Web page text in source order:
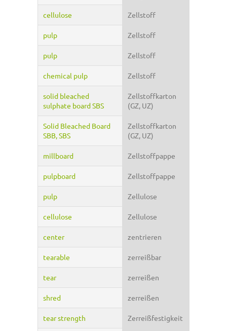
cellulose Zellstoff
pulp Zellstoff
pulp Zellstoff
chemical pulp Zellstoff
solid bleached
sulphate board SBS
Zellstoffkarton
(GZ, UZ)
Solid Bleached Board
SBB, SBS
Zellstoffkarton
(GZ, UZ)
millboard Zellstoffpappe
pulpboard Zellstoffpappe
pulp Zellulose
cellulose Zellulose
center zentrieren
tearable zerreißbar
tear zerreißen
shred zerreißen
tear strength Zerreißfestigkeit